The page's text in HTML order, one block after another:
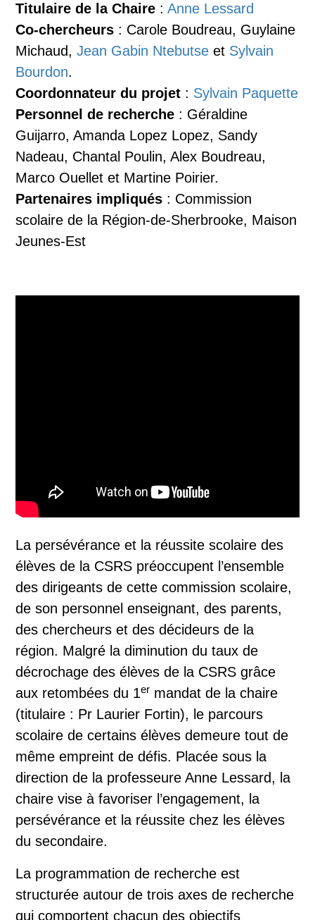
Titulaire de la Chaire : Anne Lessard
Co-chercheurs : Carole Boudreau, Guylaine
Michaud, Jean Gabin Ntebutse et Sylvain
Bourdon.
Coordonnateur du projet : Sylvain Paquette
Personnel de recherche : Géraldine
Guijarro, Amanda Lopez Lopez, Sandy
Nadeau, Chantal Poulin, Alex Boudreau,
Marco Ouellet et Martine Poirier.
Partenaires impliqués : Commission
scolaire de la Région-de-Sherbrooke, Maison
Jeunes-Est
La persévérance et la réussite scolaire des
élèves de la CSRS préoccupent l’ensemble
des dirigeants de cette commission scolaire,
de son personnel enseignant, des parents,
des chercheurs et des décideurs de la
région. Malgré la diminution du taux de
décrochage des élèves de la CSRS grâce
aux retombées du 1er mandat de la chaire
(titulaire : Pr Laurier Fortin), le parcours
scolaire de certains élèves demeure tout de
même empreint de défis. Placée sous la
direction de la professeure Anne Lessard, la
chaire vise à favoriser l’engagement, la
persévérance et la réussite chez les élèves
du secondaire.
La programmation de recherche est
structurée autour de trois axes de recherche
qui comportent chacun des objectifs